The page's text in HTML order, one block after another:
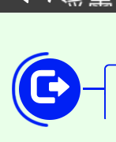
代
「
車」
桃